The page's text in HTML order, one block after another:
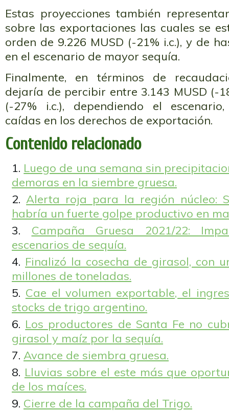
Estas proyecciones también
sobre las exportaciones las cuales se
orden de 9.226 MUSD (-21% i.c.), y de
en el escenario de mayor sequía.
Finalmente, en términos de
dejaría de percibir entre 3.143 MUSD (-
(-27% i.c.), dependiendo el
caídas en los derechos de exportación.
Contenido relacionado
Luego de una semana sin
demoras en la siembre gruesa.
Alerta roja para la región núcleo:
habría un fuerte golpe productivo en
Campaña Gruesa 2021/22:
escenarios de sequía.
Finalizó la cosecha de girasol, con
millones de toneladas.
Cae el volumen exportable, el
stocks de trigo argentino.
Los productores de Santa Fe no
girasol y maíz por la sequía.
Avance de siembra gruesa.
Lluvias sobre el este más que
de los maíces.
Cierre de la campaña del Trigo.